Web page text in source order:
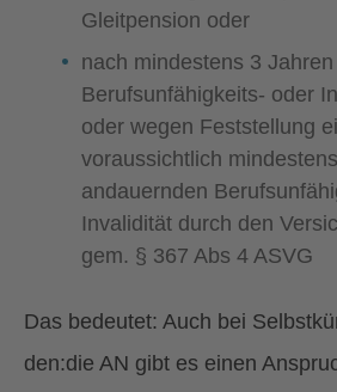
Gleitpension oder
nach mindestens 3
Berufsunfähigkeits- oder
oder wegen Feststellung
voraussichtlich
andauernden
Invalidität durch den
gem. § 367 Abs 4 ASVG
Das bedeutet: Auch bei
den:die AN gibt es einen